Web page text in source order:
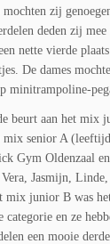
mochten zij
deden zij
nette vierde
De dames
minitrampoline-
beurt aan het mix
senior A
Gym Oldenzaal
Jasmijn,
junior B was
categorie en ze
een mooie